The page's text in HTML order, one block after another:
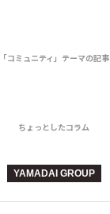
「コミュニティ」テーマの記事
ちょっとしたコラム
YAMADAI GROUP